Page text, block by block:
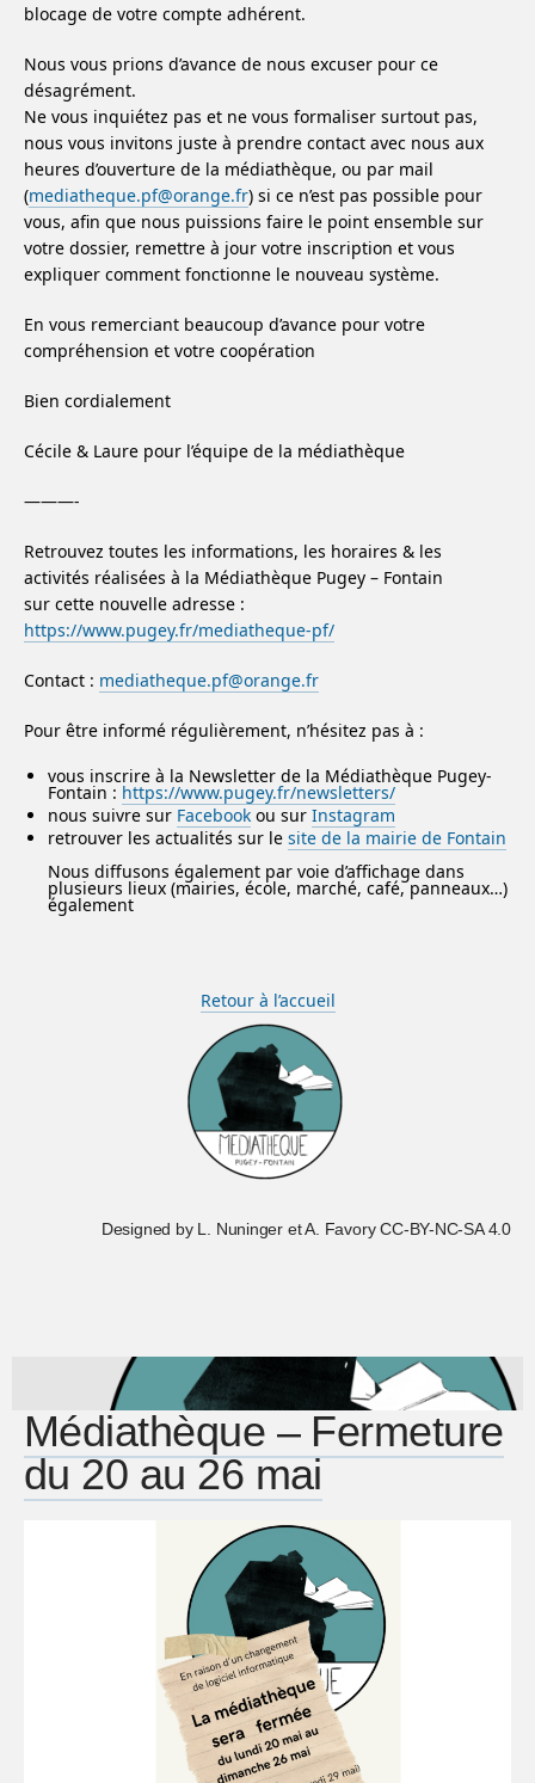
blocage de votre compte adhérent.
Nous vous prions d’avance de nous excuser pour ce
désagrément.
Ne vous inquiétez pas et ne vous formaliser surtout pas,
nous vous invitons juste à prendre contact avec nous aux
heures d’ouverture de la médiathèque, ou par mail
(mediatheque.pf@orange.fr) si ce n’est pas possible pour
vous, afin que nous puissions faire le point ensemble sur
votre dossier, remettre à jour votre inscription et vous
expliquer comment fonctionne le nouveau système.
En vous remerciant beaucoup d’avance pour votre
compréhension et votre coopération
Bien cordialement
Cécile & Laure pour l’équipe de la médiathèque
———-
Retrouvez toutes les informations, les horaires & les
activités réalisées à la Médiathèque Pugey – Fontain
sur cette nouvelle adresse :
https://www.pugey.fr/mediatheque-pf/
Contact : mediatheque.pf@orange.fr
Pour être informé régulièrement, n’hésitez pas à :
vous inscrire à la Newsletter de la Médiathèque Pugey-
Fontain : https://www.pugey.fr/newsletters/
nous suivre sur Facebook ou sur Instagram
retrouver les actualités sur le site de la mairie de Fontain
Nous diffusons également par voie d’affichage dans
plusieurs lieux (mairies, école, marché, café, panneaux…)
également
Retour à l’accueil
Designed by L. Nuninger et A. Favory CC-BY-NC-SA 4.0
Médiathèque – Fermeture
du 20 au 26 mai